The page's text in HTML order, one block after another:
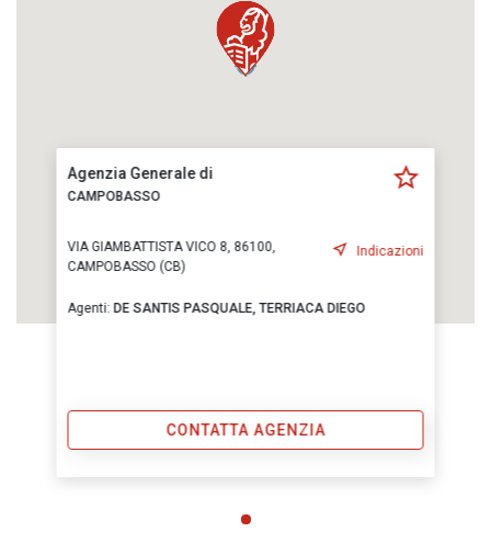
Agenzia Generale di
CAMPOBASSO
VIA GIAMBATTISTA VICO 8, 86100,
CAMPOBASSO (CB)
Indicazioni
Agenti: DE SANTIS PASQUALE,TERRIACA DIEGO
CONTATTA AGENZIA